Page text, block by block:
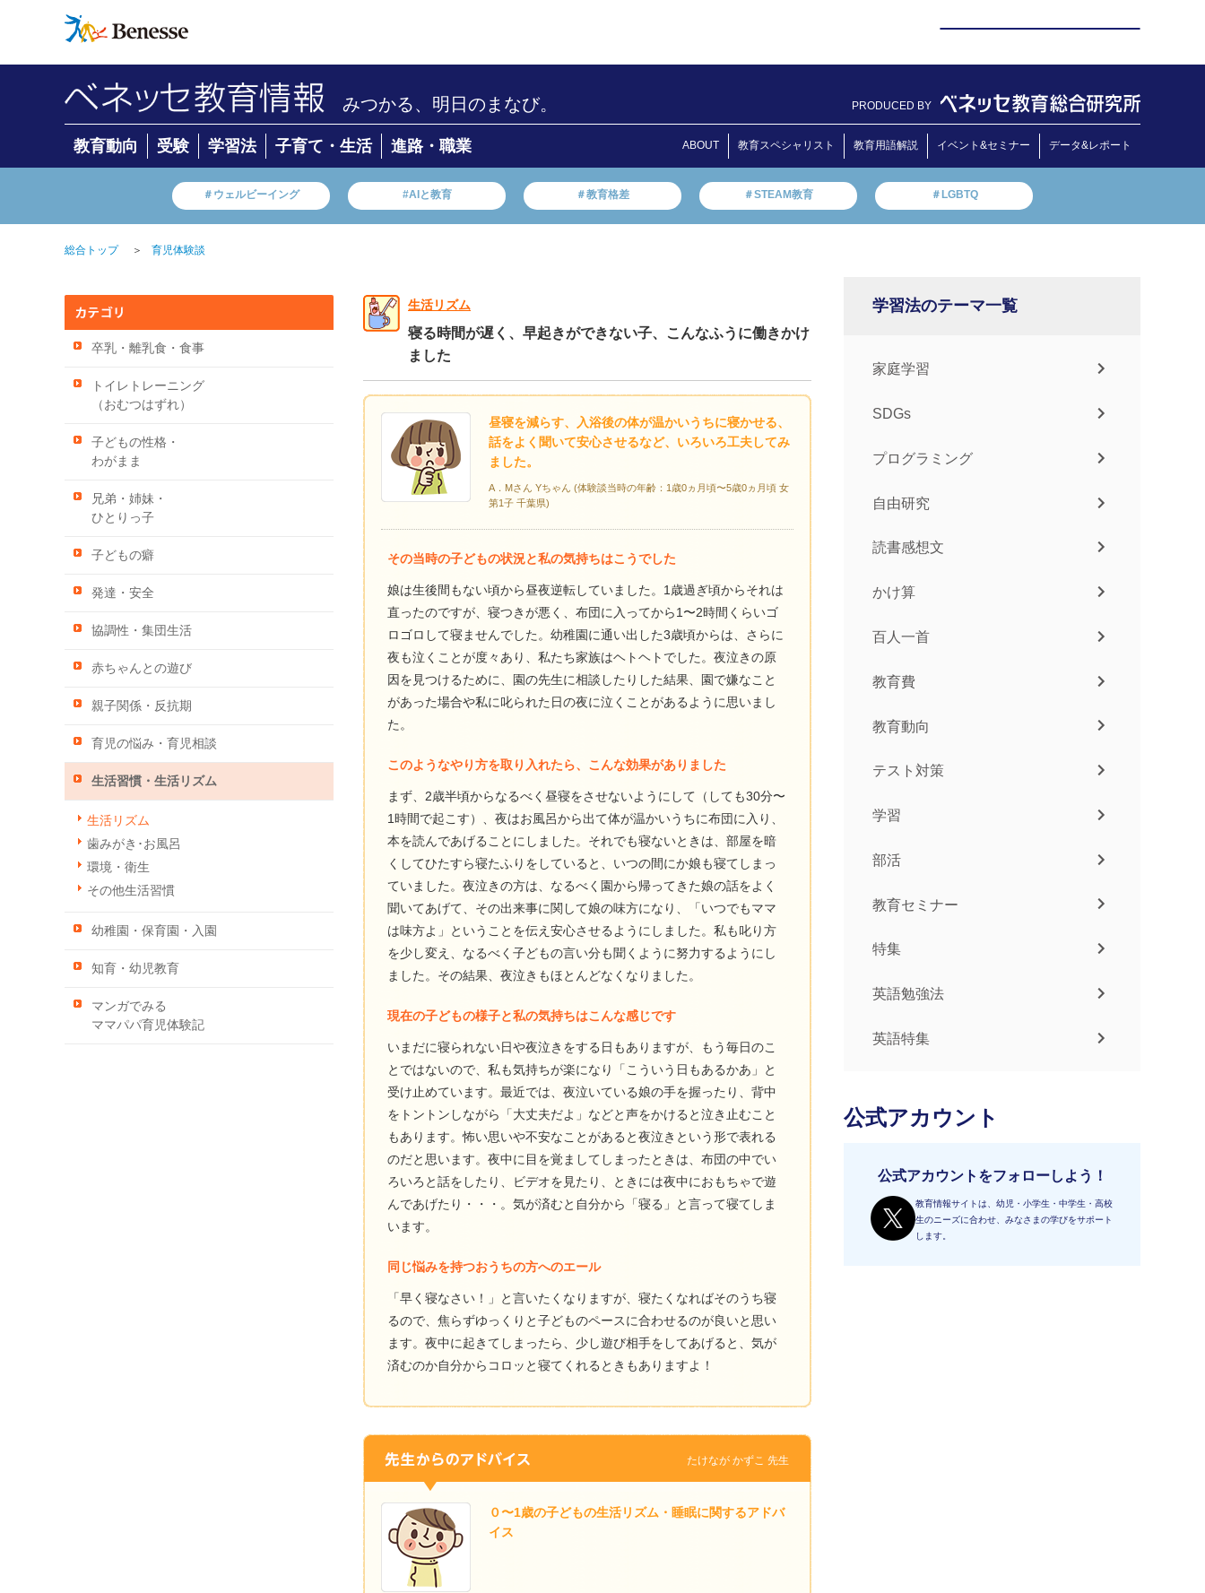
みつかる、明日のまなび。 PRODUCED BY
教育動向 受験 学習法 子育て・生活 進路・職業 ABOUT 教育スペシャリスト 教育用語解説 イベント&セミナー データ&レポート
＃ウェルビーイング #AIと教育 ＃教育格差 ＃STEAM教育 ＃LGBTQ
総合トップ ＞ 育児体験談
卒乳・離乳食・食事
トイレトレーニング
（おむつはずれ）
子どもの性格・
わがまま
兄弟・姉妹・
ひとりっ子
子どもの癖
発達・安全
協調性・集団生活
赤ちゃんとの遊び
親子関係・反抗期
育児の悩み・育児相談
生活習慣・生活リズム
生活リズム
歯みがき･お風呂
環境・衛生
その他生活習慣
幼稚園・保育園・入園
知育・幼児教育
マンガでみる
ママパパ育児体験記
生活リズム
寝る時間が遅く、早起きができない子、こんなふうに働きかけ
ました
昼寝を減らす、入浴後の体が温かいうちに寝かせる、
話をよく聞いて安心させるなど、いろいろ工夫してみ
ました。
A．Mさん Yちゃん (体験談当時の年齢：1歳0ヵ月頃〜5歳0ヵ月頃 女
第1子 千葉県)
その当時の子どもの状況と私の気持ちはこうでした
娘は生後間もない頃から昼夜逆転していました。1歳過ぎ頃からそれは
直ったのですが、寝つきが悪く、布団に入ってから1〜2時間くらいゴ
ロゴロして寝ませんでした。幼稚園に通い出した3歳頃からは、さらに
夜も泣くことが度々あり、私たち家族はヘトヘトでした。夜泣きの原
因を見つけるために、園の先生に相談したりした結果、園で嫌なこと
があった場合や私に叱られた日の夜に泣くことがあるように思いまし
た。
このようなやり方を取り入れたら、こんな効果がありました
まず、2歳半頃からなるべく昼寝をさせないようにして（しても30分〜
1時間で起こす）、夜はお風呂から出て体が温かいうちに布団に入り、
本を読んであげることにしました。それでも寝ないときは、部屋を暗
くしてひたすら寝たふりをしていると、いつの間にか娘も寝てしまっ
ていました。夜泣きの方は、なるべく園から帰ってきた娘の話をよく
聞いてあげて、その出来事に関して娘の味方になり、「いつでもママ
は味方よ」ということを伝え安心させるようにしました。私も叱り方
を少し変え、なるべく子どもの言い分も聞くように努力するようにし
ました。その結果、夜泣きもほとんどなくなりました。
現在の子どもの様子と私の気持ちはこんな感じです
いまだに寝られない日や夜泣きをする日もありますが、もう毎日のこ
とではないので、私も気持ちが楽になり「こういう日もあるかあ」と
受け止めています。最近では、夜泣いている娘の手を握ったり、背中
をトントンしながら「大丈夫だよ」などと声をかけると泣き止むこと
もあります。怖い思いや不安なことがあると夜泣きという形で表れる
のだと思います。夜中に目を覚ましてしまったときは、布団の中でい
ろいろと話をしたり、ビデオを見たり、ときには夜中におもちゃで遊
んであげたり・・・。気が済むと自分から「寝る」と言って寝てしま
います。
同じ悩みを持つおうちの方へのエール
「早く寝なさい！」と言いたくなりますが、寝たくなればそのうち寝
るので、焦らずゆっくりと子どものペースに合わせるのが良いと思い
ます。夜中に起きてしまったら、少し遊び相手をしてあげると、気が
済むのか自分からコロッと寝てくれるときもありますよ！
０〜1歳の子どもの生活リズム・睡眠に関するアドバ
イス
たけなが かずこ 先生
学習法のテーマ一覧
家庭学習
SDGs
プログラミング
自由研究
読書感想文
かけ算
百人一首
教育費
教育動向
テスト対策
学習
部活
教育セミナー
特集
英語勉強法
英語特集
公式アカウント
公式アカウントをフォローしよう！
教育情報サイトは、幼児・小学生・中学生・高校
生のニーズに合わせ、みなさまの学びをサポート
します。